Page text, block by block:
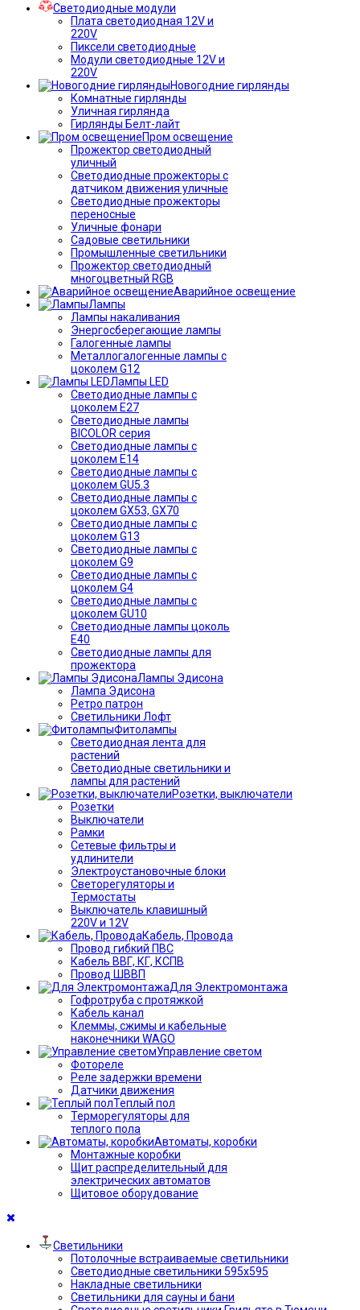
Светодиодные модули
Плата светодиодная 12V и
220V
Пиксели светодиодные
Модули светодиодные 12V и
220V
Новогодние гирлянды
Комнатные гирлянды
Уличная гирлянда
Гирлянды Белт-лайт
Пром освещение
Прожектор светодиодный
уличный
Светодиодные прожекторы с
датчиком движения уличные
Светодиодные прожекторы
переносные
Уличные фонари
Садовые светильники
Промышленные светильники
Прожектор светодиодный
многоцветный RGB
Аварийное освещение
Лампы
Лампы накаливания
Энергосберегающие лампы
Галогенные лампы
Металлогалогенные лампы с
цоколем G12
Лампы LED
Светодиодные лампы с
цоколем E27
Светодиодные лампы
BICOLOR серия
Светодиодные лампы с
цоколем E14
Светодиодные лампы с
цоколем GU5.3
Светодиодные лампы с
цоколем GX53, GX70
Светодиодные лампы с
цоколем G13
Светодиодные лампы с
цоколем G9
Светодиодные лампы с
цоколем G4
Светодиодные лампы с
цоколем GU10
Светодиодные лампы цоколь
Е40
Светодиодные лампы для
прожектора
Лампы Эдисона
Лампа Эдисона
Ретро патрон
Светильники Лофт
Фитолампы
Светодиодная лента для
растений
Светодиодные светильники и
лампы для растений
Розетки, выключатели
Розетки
Выключатели
Рамки
Сетевые фильтры и
удлинители
Электроустановочные блоки
Светорегуляторы и
Термостаты
Выключатель клавишный
220V и 12V
Кабель, Провода
Провод гибкий ПВС
Кабель ВВГ, КГ, КСПВ
Провод ШВВП
Для Электромонтажа
Гофротруба с протяжкой
Кабель канал
Клеммы, сжимы и кабельные
наконечники WAGO
Управление светом
Фотореле
Реле задержки времени
Датчики движения
Теплый пол
Терморегуляторы для
теплого пола
Автоматы, коробки
Монтажные коробки
Щит распределительный для
электрических автоматов
Щитовое оборудование
Светильники
Потолочные встраиваемые светильники
Светодиодные светильники 595х595
Накладные светильники
Светильники для сауны и бани